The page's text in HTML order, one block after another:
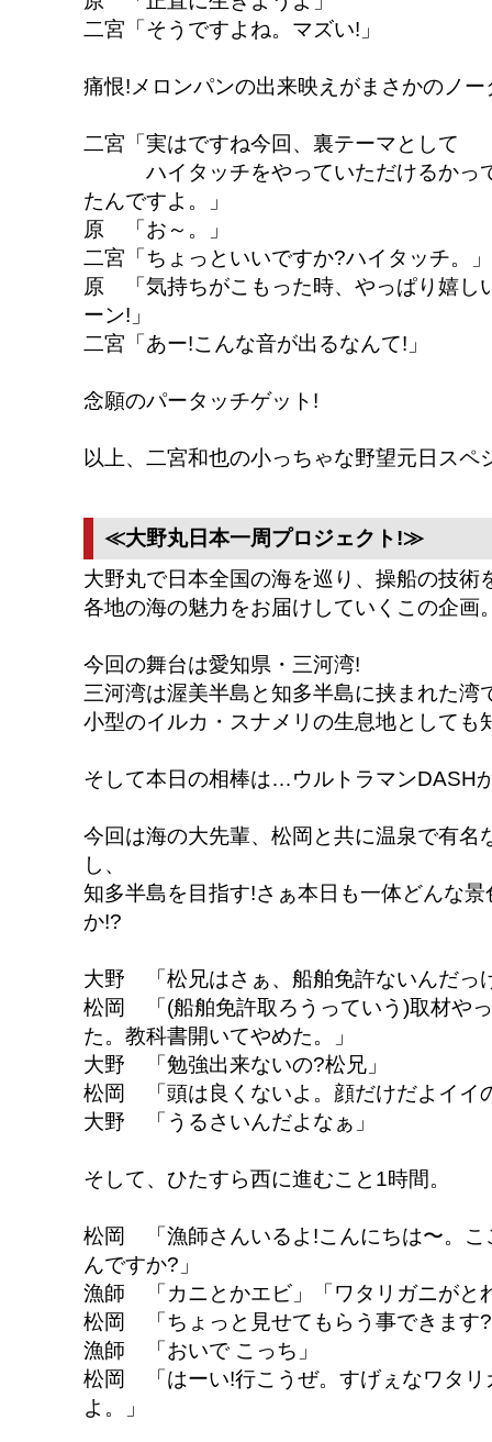
二宮「そうですよね。マズい!」
痛恨!メロンパンの出来映えがまさかのノー
二宮「実はですね今回、裏テーマとして
ハイタッチをやっていただけるかって
たんですよ。」
原 「お～。」
二宮「ちょっといいですか?ハイタッチ。」
原 「気持ちがこもった時、やっぱり嬉し
ーン!」
二宮「あー!こんな音が出るなんて!」
念願のパータッチゲット!
以上、二宮和也の小っちゃな野望元日スペ
≪大野丸日本一周プロジェクト!≫
大野丸で日本全国の海を巡り、操船の技術
各地の海の魅力をお届けしていくこの企画
今回の舞台は愛知県・三河湾!
三河湾は渥美半島と知多半島に挟まれた湾
小型のイルカ・スナメリの生息地としても
そして本日の相棒は…ウルトラマンDASH
今回は海の大先輩、松岡と共に温泉で有名
し、
知多半島を目指す!さぁ本日も一体どんな
か!?
大野 「松兄はさぁ、船舶免許ないんだっ
松岡 「(船舶免許取ろうっていう)取材や
た。教科書開いてやめた。」
大野 「勉強出来ないの?松兄」
松岡 「頭は良くないよ。顔だけだよイイ
大野 「うるさいんだよなぁ」
そして、ひたすら西に進むこと1時間。
松岡 「漁師さんいるよ!こんにちは〜。こ
んですか?」
漁師 「カニとかエビ」「ワタリガニがと
松岡 「ちょっと見せてもらう事できます
漁師 「おいで こっち」
松岡 「はーい!行こうぜ。すげぇなワタリ
よ。」